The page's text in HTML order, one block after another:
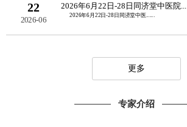
22
2026-06
2026年6月22日-28日同济堂中医院...
2026年6月22日-28日同济堂中医......
更多
专家介绍